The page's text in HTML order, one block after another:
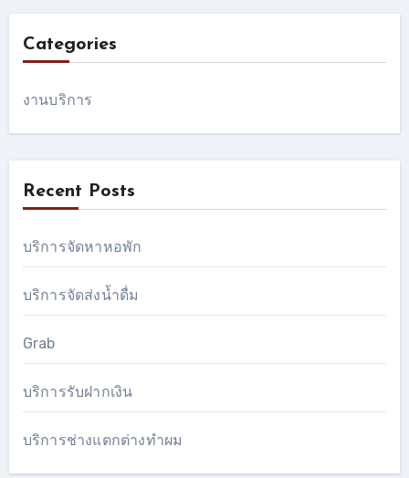
Categories
งานบริการ
Recent Posts
บริการจัดหาหอพัก
บริการจัดส่งน้ำดื่ม
Grab
บริการรับฝากเงิน
บริการช่างแตกต่างทำผม